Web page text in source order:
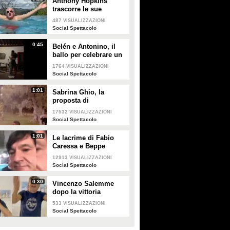
trascorre le sue
vacanze in Toscana e
canta "Bella ciao"
487 VISUALIZZAZIONI
Social Spettacolo
0:45
Belén e Antonino, il
ballo per celebrare un
anno insieme
1764 VISUALIZZAZIONI
Social Spettacolo
1:01
Sabrina Ghio, la
proposta di
matrimonio di Carlo
Negri
17532 VISUALIZZAZIONI
Social Spettacolo
1:01
Le lacrime di Fabio
Caressa e Beppe
Bergomi a Euro 2020:
"È stato bellissimo"
12913 VISUALIZZAZIONI
Social Spettacolo
0:30
Vincenzo Salemme
dopo la vittoria
dell'Italia: "Si è fermato
il cuore"
533 VISUALIZZAZIONI
Social Spettacolo